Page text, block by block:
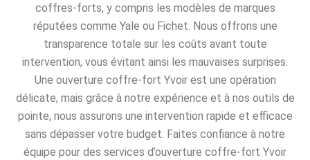
coffres-forts, y compris les modèles de marques
réputées comme Yale ou Fichet. Nous offrons une
transparence totale sur les coûts avant toute
intervention, vous évitant ainsi les mauvaises surprises.
Une ouverture coffre-fort Yvoir est une opération
délicate, mais grâce à notre expérience et à nos outils de
pointe, nous assurons une intervention rapide et efficace
sans dépasser votre budget. Faites confiance à notre
équipe pour des services d’ouverture coffre-fort Yvoir